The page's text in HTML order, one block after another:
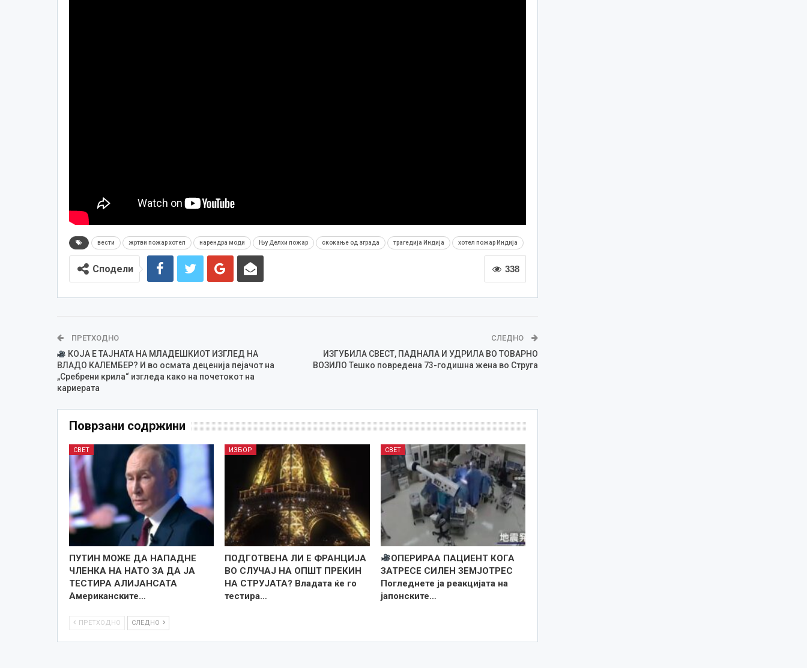
вести жртви пожар хотел нарендра моди Њу Делхи пожар скокање од зграда трагедија Индија хотел пожар Индија
338
Сподели
ПРЕТХОДНО
КOJA E ТАЈНАТА НА МЛАДЕШКИОТ ИЗГЛЕД НА
ВЛАДО КАЛЕМБЕР? И во осмата деценија пејачот на
„Сребрени крила“ изгледа како на почетокот на
кариерата
СЛЕДНО
ИЗГУБИЛА СВЕСТ, ПАДНАЛА И УДРИЛА ВО ТОВАРНО
ВОЗИЛО Тешко повредена 73-годишна жена во Струга
Поврзани содржини
СВЕТ
ПУТИН МОЖЕ ДА НАПАДНЕ
ЧЛЕНКА НА НАТО ЗА ДА ЈА
ТЕСТИРА АЛИЈАНСАТА
Американските…
ИЗБОР
ПОДГОТВЕНА ЛИ Е ФРАНЦИЈА
ВО СЛУЧАЈ НА ОПШТ ПРЕКИН
НА СТРУЈАТА? Владата ќе го
тестира…
СВЕТ
ОПЕРИРАА ПАЦИЕНТ КОГА
ЗАТРЕСЕ СИЛЕН ЗЕМЈОТРЕС
Погледнете ја реакцијата на
јапонските…
ПРЕТХОДНО СЛЕДНО